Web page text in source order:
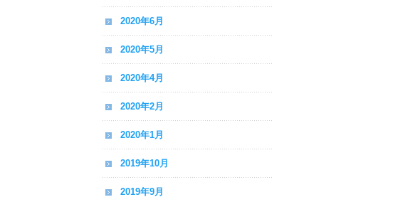
2020年6月
2020年5月
2020年4月
2020年2月
2020年1月
2019年10月
2019年9月